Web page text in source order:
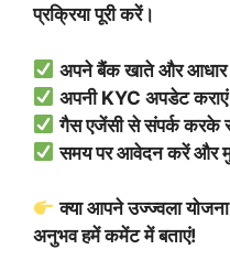
प्रक्रिया पूरी करें।
अपने बैंक खाते और आधार
अपनी KYC अपडेट
गैस एजेंसी से संपर्क करके
समय पर आवेदन करें और
क्या आपने उज्ज्वला
अनुभव हमें कमेंट में बताएं!